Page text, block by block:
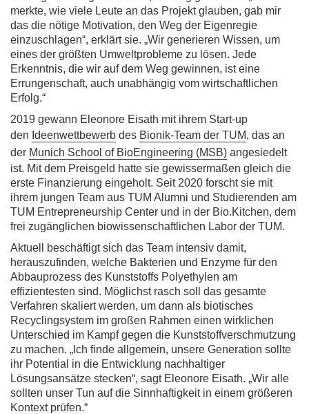
merkte, wie viele Leute an das Projekt glauben, gab mir
das die nötige Motivation, den Weg der Eigenregie
einzuschlagen“, erklärt sie. „Wir generieren Wissen, um
eines der größten Umweltprobleme zu lösen. Jede
Erkenntnis, die wir auf dem Weg gewinnen, ist eine
Errungenschaft, auch unabhängig vom wirtschaftlichen
Erfolg.“
2019 gewann Eleonore Eisath mit ihrem Start-up
den Ideenwettbewerb des Bionik-Team der TUM, das an
der Munich School of BioEngineering (MSB) angesiedelt
ist. Mit dem Preisgeld hatte sie gewissermaßen gleich die
erste Finanzierung eingeholt. Seit 2020 forscht sie mit
ihrem jungen Team aus TUM Alumni und Studierenden am
TUM Entrepreneurship Center und in der Bio.Kitchen, dem
frei zugänglichen biowissenschaftlichen Labor der TUM.
Aktuell beschäftigt sich das Team intensiv damit,
herauszufinden, welche Bakterien und Enzyme für den
Abbauprozess des Kunststoffs Polyethylen am
effizientesten sind. Möglichst rasch soll das gesamte
Verfahren skaliert werden, um dann als biotisches
Recyclingsystem im großen Rahmen einen wirklichen
Unterschied im Kampf gegen die Kunststoffverschmutzung
zu machen. „Ich finde allgemein, unsere Generation sollte
ihr Potential in die Entwicklung nachhaltiger
Lösungsansätze stecken“, sagt Eleonore Eisath. „Wir alle
sollten unser Tun auf die Sinnhaftigkeit in einem größeren
Kontext prüfen.“